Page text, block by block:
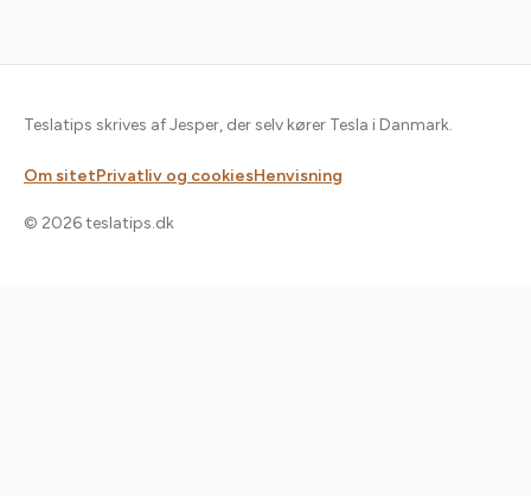
Teslatips skrives af Jesper, der selv kører Tesla i Danmark.
Om sitetPrivatliv og cookiesHenvisning
© 2026 teslatips.dk